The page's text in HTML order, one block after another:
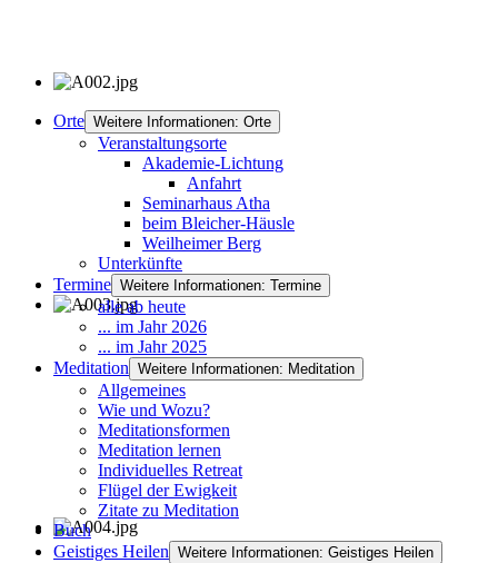
Orte Weitere Informationen: Orte
Veranstaltungsorte
Akademie-Lichtung
Anfahrt
Seminarhaus Atha
beim Bleicher-Häusle
Weilheimer Berg
Unterkünfte
Termine Weitere Informationen: Termine
alle ab heute
... im Jahr 2026
... im Jahr 2025
Meditation Weitere Informationen: Meditation
Allgemeines
Wie und Wozu?
Meditationsformen
Meditation lernen
Individuelles Retreat
Flügel der Ewigkeit
Zitate zu Meditation
Buch
Geistiges Heilen Weitere Informationen: Geistiges Heilen